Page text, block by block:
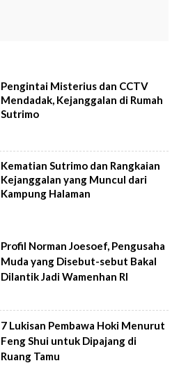
Pengintai Misterius dan CCTV
Mendadak, Kejanggalan di Rumah
Sutrimo
Kematian Sutrimo dan Rangkaian
Kejanggalan yang Muncul dari
Kampung Halaman
Profil Norman Joesoef, Pengusaha
Muda yang Disebut-sebut Bakal
Dilantik Jadi Wamenhan RI
7 Lukisan Pembawa Hoki Menurut
Feng Shui untuk Dipajang di
Ruang Tamu